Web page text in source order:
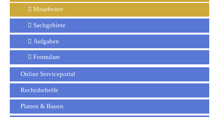
Mitarbeiter
Sachgebiete
Aufgaben
Formulare
Online Serviceportal
Rechtsbehelfe
Planen & Bauen